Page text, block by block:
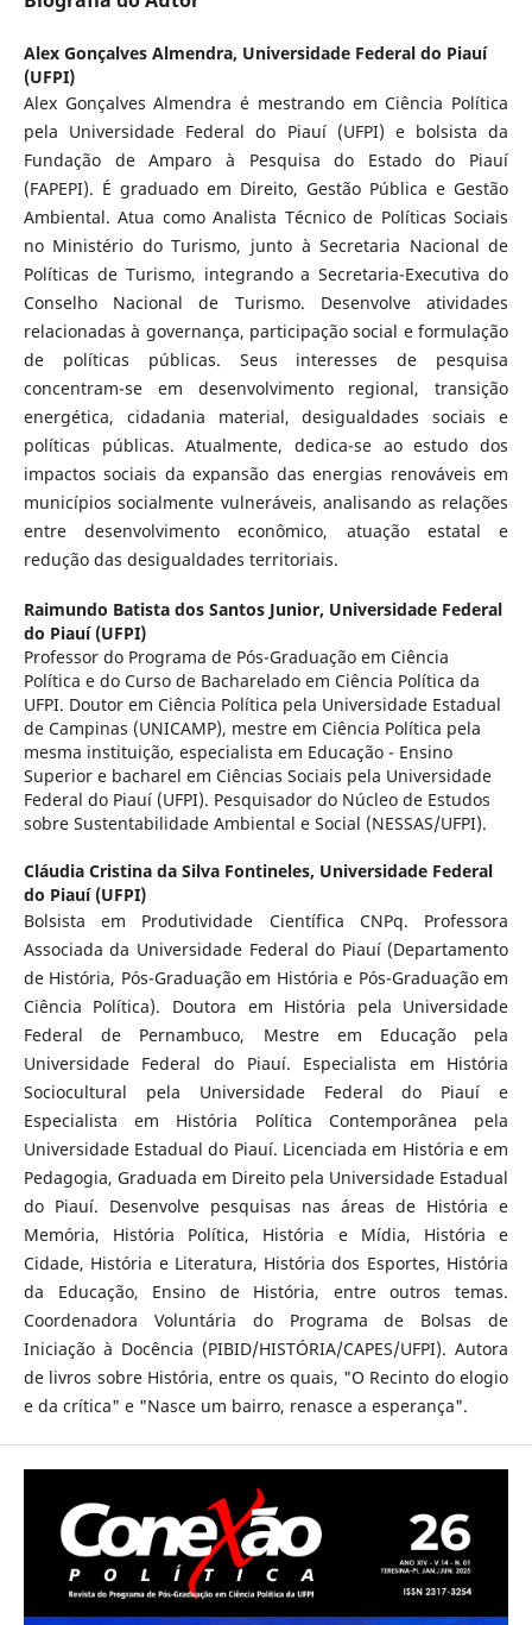
Alex Gonçalves Almendra, Universidade Federal do Piauí
(UFPI)
Alex Gonçalves Almendra é mestrando em Ciência Política
pela Universidade Federal do Piauí (UFPI) e bolsista da
Fundação de Amparo à Pesquisa do Estado do Piauí
(FAPEPI). É graduado em Direito, Gestão Pública e Gestão
Ambiental. Atua como Analista Técnico de Políticas Sociais
no Ministério do Turismo, junto à Secretaria Nacional de
Políticas de Turismo, integrando a Secretaria-Executiva do
Conselho Nacional de Turismo. Desenvolve atividades
relacionadas à governança, participação social e formulação
de políticas públicas. Seus interesses de pesquisa
concentram-se em desenvolvimento regional, transição
energética, cidadania material, desigualdades sociais e
políticas públicas. Atualmente, dedica-se ao estudo dos
impactos sociais da expansão das energias renováveis em
municípios socialmente vulneráveis, analisando as relações
entre desenvolvimento econômico, atuação estatal e
redução das desigualdades territoriais.
Raimundo Batista dos Santos Junior, Universidade Federal
do Piauí (UFPI)
Professor do Programa de Pós-Graduação em Ciência
Política e do Curso de Bacharelado em Ciência Política da
UFPI. Doutor em Ciência Política pela Universidade Estadual
de Campinas (UNICAMP), mestre em Ciência Política pela
mesma instituição, especialista em Educação - Ensino
Superior e bacharel em Ciências Sociais pela Universidade
Federal do Piauí (UFPI). Pesquisador do Núcleo de Estudos
sobre Sustentabilidade Ambiental e Social (NESSAS/UFPI).
Cláudia Cristina da Silva Fontineles, Universidade Federal
do Piauí (UFPI)
Bolsista em Produtividade Científica CNPq. Professora
Associada da Universidade Federal do Piauí (Departamento
de História, Pós-Graduação em História e Pós-Graduação em
Ciência Política). Doutora em História pela Universidade
Federal de Pernambuco, Mestre em Educação pela
Universidade Federal do Piauí. Especialista em História
Sociocultural pela Universidade Federal do Piauí e
Especialista em História Política Contemporânea pela
Universidade Estadual do Piauí. Licenciada em História e em
Pedagogia, Graduada em Direito pela Universidade Estadual
do Piauí. Desenvolve pesquisas nas áreas de História e
Memória, História Política, História e Mídia, História e
Cidade, História e Literatura, História dos Esportes, História
da Educação, Ensino de História, entre outros temas.
Coordenadora Voluntária do Programa de Bolsas de
Iniciação à Docência (PIBID/HISTÓRIA/CAPES/UFPI). Autora
de livros sobre História, entre os quais, "O Recinto do elogio
e da crítica" e "Nasce um bairro, renasce a esperança".